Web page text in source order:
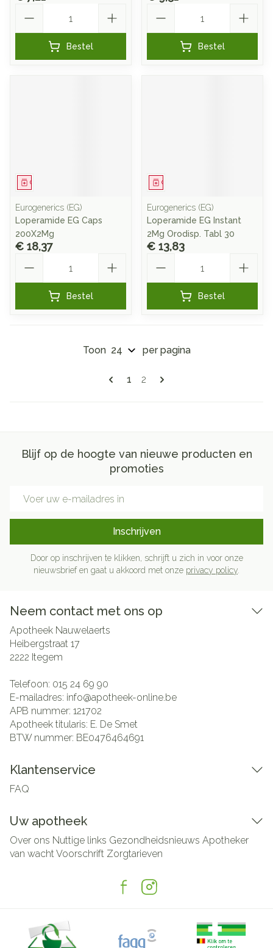
Bestel Bestel
Geneesmiddel
Eurogenerics (EG)
Loperamide EG Caps
200X2Mg
€ 18,37
Bestel
Geneesmiddel
Eurogenerics (EG)
Loperamide EG Instant
2Mg Orodisp. Tabl 30
€ 13,83
Bestel
Pagina's
U lees momenteel pagina
1 Pagina
2
Toon per pagina
Blijf op de hoogte van nieuwe producten en
promoties
Inschrijven
Door op inschrijven te klikken, schrijft u zich in voor onze
nieuwsbrief en gaat u akkoord met onze privacy policy
Neem contact met ons op
Apotheek Nauwelaerts
Heibergstraat 17
2222 Itegem
Telefoon: 015 24 69 90
E-mailadres: info@apotheek-online.be
APB nummer: 121702
Apotheek titularis: E. De Smet
BTW nummer: BE0476464691
Klantenservice
FAQ
Uw apotheek
Over ons Nuttige links Gezondheidsnieuws Apotheker
van wachtVoorschrift Zorgtarieven